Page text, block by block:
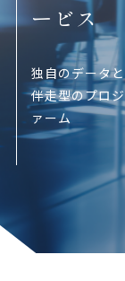
ービス
独自のデータ
伴走型のプロ
ァーム